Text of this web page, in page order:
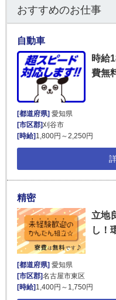
おすすめのお仕事
自動車
時給
費無
[都道府県] 愛知県
[市区郡]刈谷市
[時給] 1,800円～2,250円
精密
立地
し！
[都道府県]愛知県
[市区郡]名古屋市東区
[時給]1,400円～1,750円